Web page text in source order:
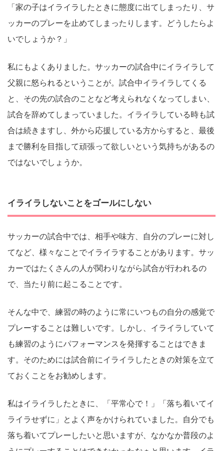
「家の子はイライラしたときに態度に出てしまったり、サ
ッカーのプレーを止めてしまったりします。どうしたらよ
いでしょうか？」
私にもよくありました。サッカーの試合中にイライラして
父親に怒られるということが。試合中イライラしてくる
と、その先の試合のことなど考えられなくなってしまい、
試合を辞めてしまっていました。イライラしている時も試
合は続きますし、外から応援している方からすると、最後
まで勝利を目指して頑張って欲しいという気持ちがあるの
ではないでしょうか。
イライラしないことをゴールにしない
サッカーの試合中では、相手や味方、自分のプレーに対し
てなど、様々なことでイライラすることがあります。サッ
カーではたくさんの人が関わりながら試合が行われるの
で、当たり前に起こることです。
そんな中で、練習の時のように常にいつもの自分の感覚で
プレーすることは難しいです。しかし、イライラしていて
も練習のようにパフォーマンスを発揮することはできま
す。そのためには試合前にイライラしたときの対策を立て
ておくことをお勧めします。
私はイライラしたときに、「平常心で！」「落ち着いてイ
ライラせずに」とよく声をかけられていました。自分でも
落ち着いてプレーしたいと思いますが、なかなか普段のよ